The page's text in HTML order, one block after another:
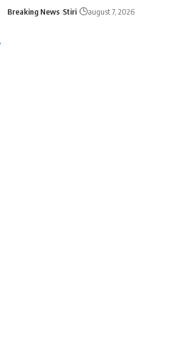
Breaking News Stiri august 7, 2026